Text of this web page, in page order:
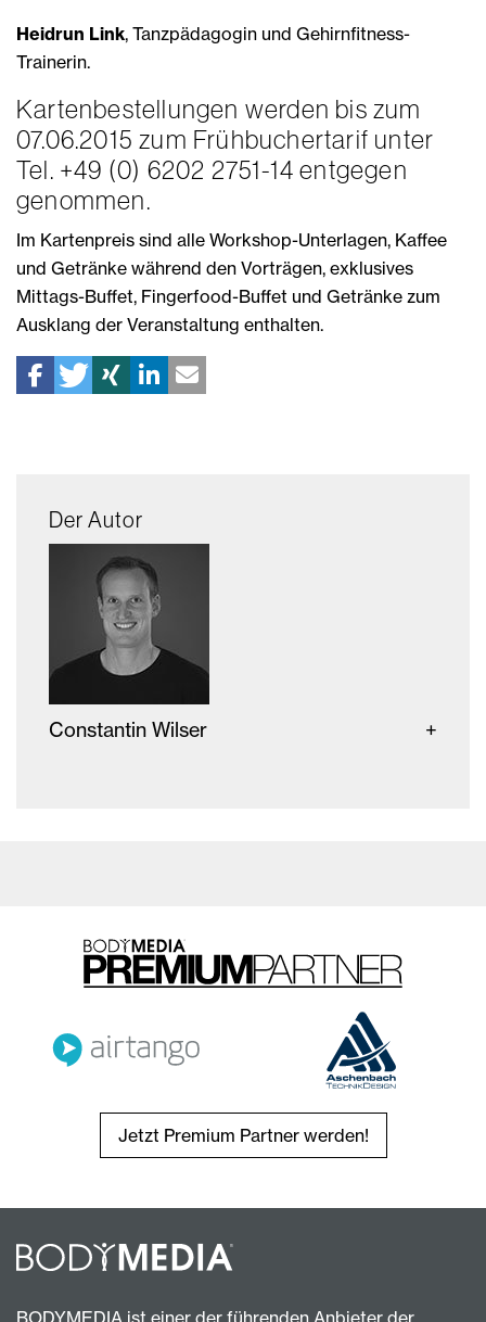
Heidrun Link, Tanzpädagogin und Gehirnfitness-
Trainerin.
Kartenbestellungen werden bis zum
07.06.2015 zum Frühbuchertarif unter
Tel. +49 (0) 6202 2751-14 entgegen
genommen.
Im Kartenpreis sind alle Workshop-Unterlagen, Kaffee
und Getränke während den Vorträgen, exklusives
Mittags-Buffet, Fingerfood-Buffet und Getränke zum
Ausklang der Veranstaltung enthalten.
Der Autor
Constantin Wilser
Jetzt Premium Partner werden!